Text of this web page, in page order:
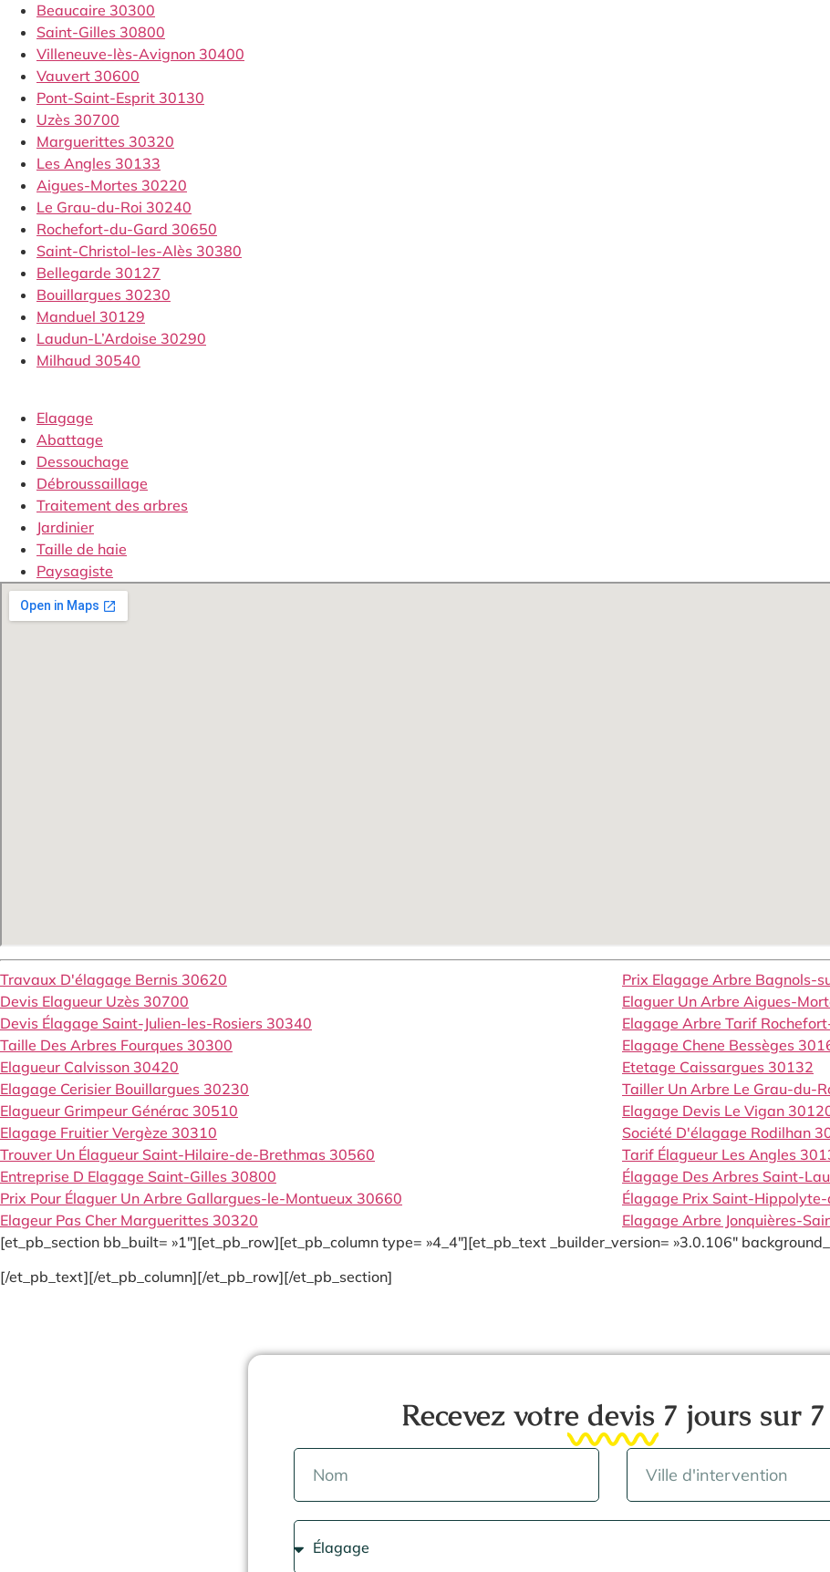
Beaucaire 30300
Saint-Gilles 30800
Villeneuve-lès-Avignon 30400
Vauvert 30600
Pont-Saint-Esprit 30130
Uzès 30700
Marguerittes 30320
Les Angles 30133
Aigues-Mortes 30220
Le Grau-du-Roi 30240
Rochefort-du-Gard 30650
Saint-Christol-les-Alès 30380
Bellegarde 30127
Bouillargues 30230
Manduel 30129
Laudun-L’Ardoise 30290
Milhaud 30540
Elagage
Abattage
Dessouchage
Débroussaillage
Traitement des arbres
Jardinier
Taille de haie
Paysagiste
Travaux D'élagage Bernis 30620
Devis Elagueur Uzès 30700
Devis Élagage Saint-Julien-les-Rosiers 30340
Taille Des Arbres Fourques 30300
Elagueur Calvisson 30420
Elagage Cerisier Bouillargues 30230
Elagueur Grimpeur Générac 30510
Elagage Fruitier Vergèze 30310
Trouver Un Élagueur Saint-Hilaire-de-Brethmas 30560
Entreprise D Elagage Saint-Gilles 30800
Prix Pour Élaguer Un Arbre Gallargues-le-Montueux 30660
Elageur Pas Cher Marguerittes 30320
Prix Elagage Arbre Bagnols-
Elaguer Un Arbre Aigues-
Elagage Arbre Tarif
Elagage Chene Bessèges
Etetage Caissargues 30132
Tailler Un Arbre Le Grau-du-
Elagage Devis Le Vigan
Société D'élagage Rodilhan
Tarif Élagueur Les Angles
Élagage Des Arbres Saint-
Élagage Prix Saint-
Elagage Arbre Jonquières-
[et_pb_section bb_built= »1″][et_pb_row][et_pb_column type= »4_4″][et_pb_text _builder_version= »3.0.106″
[/et_pb_text][/et_pb_column][/et_pb_row][/et_pb_section]
Recevez votre devis 7 jours sur 7